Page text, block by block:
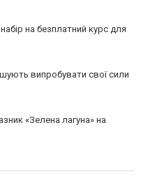
на безплатний курс для
випробувати свої сили
«Зелена лагуна» на